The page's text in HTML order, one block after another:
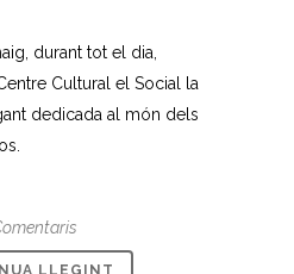
durant tot el dia,
Cultural el Social la
dedicada al món dels
LLEGINT